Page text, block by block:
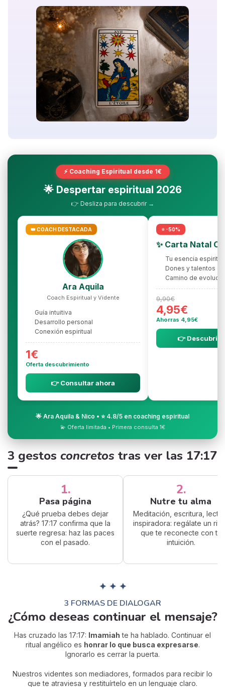
⚡ Coaching Espiritual desde 1€
🌟 Despertar espiritual 2026
👉 Desliza para descubrir →
👑 COACH DESTACADA
Ara Aquila
Coach Espiritual y Vidente
Guía intuitiva
Desarrollo personal
Conexión espiritual
1€
Oferta descubrimiento
👉 Consultar ahora
⭐ -50%
✨ Carta Natal
Tu esencia
Dones y talentos
Camino de
9,90€
4,95€
Ahorras 4,95€
👉 Descubrir
🌟 Ara Aquila & Nico • ⭐ 4.8/5 en coaching espiritual
💫 Oferta limitada • Primera consulta 1€
3 gestos concretos tras ver las 17:17
1.
Pasa página
¿Qué prueba debes dejar
atrás? 17:17 confirma que la
suerte regresa: haz las paces
con el pasado.
2.
Nutre tu alma
Meditación, escritura,
inspiradora: regálate un
que te reconecte con tu
intuición.
✦ ✦ ✦
3 FORMAS DE DIALOGAR
¿Cómo deseas continuar el mensaje?
Has cruzado las 17:17: Imamiah te ha hablado. Continuar el
ritual angélico es honrar lo que busca expresarse.
Ignorarlo es cerrar la puerta.
Nuestros videntes son mediadores, formados para recibir lo
que te atraviesa y restituírtelo en un lenguaje claro.